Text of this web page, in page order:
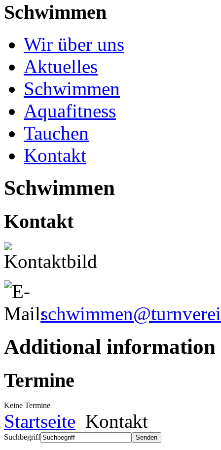
Schwimmen
Wir über uns
Aktuelles
Schwimmen
Aquafitness
Tauchen
Kontakt
Schwimmen
Kontakt
Additional information
Termine
Keine Termine
Startseite Kontakt
Suchbegriff